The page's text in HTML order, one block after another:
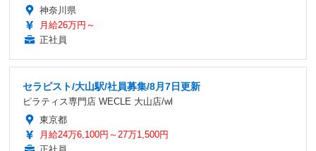
神奈川県
月給26万円～
正社員
セラピスト/大山駅/社員募集/8月7日更新
ピラティス専門店 WECLE 大山店/wl
東京都
月給24万6,100円～27万1,500円